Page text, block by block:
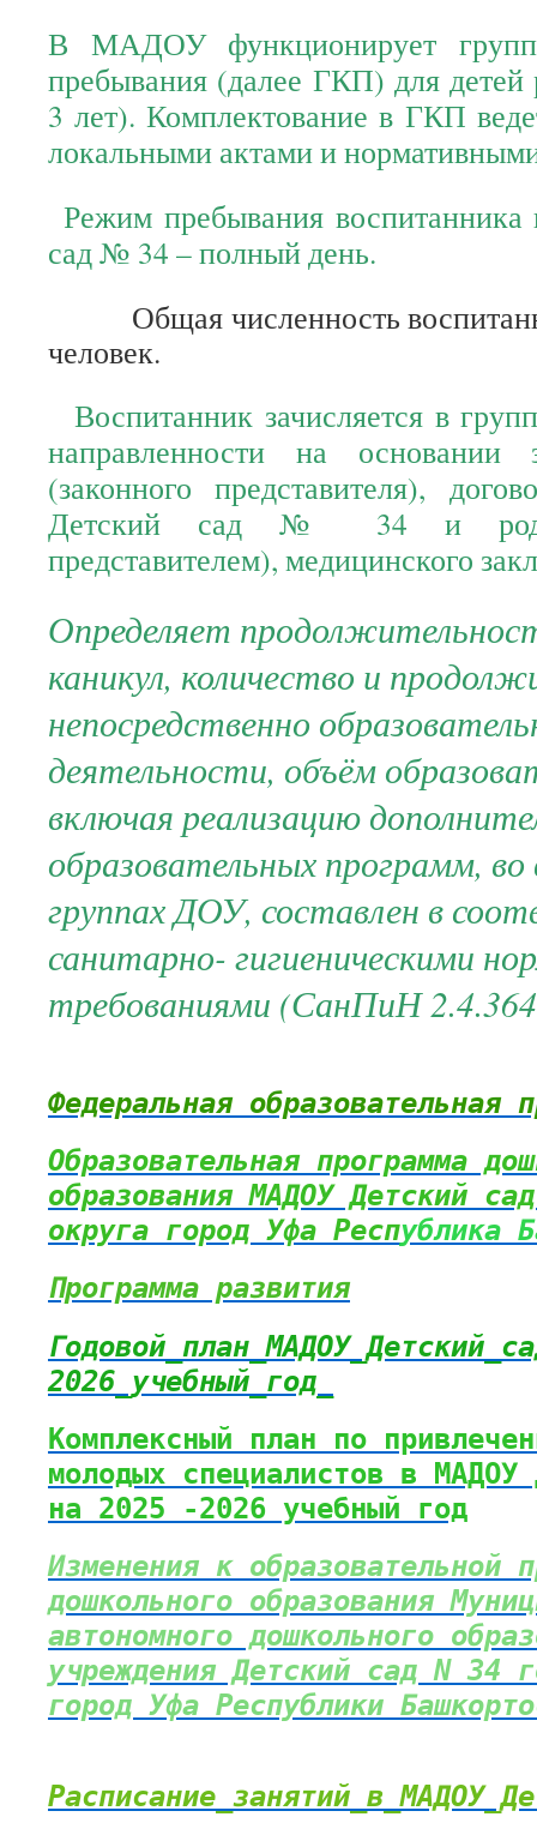
В МАДОУ функционирует группа
пребывания (далее ГКП) для детей
3 лет). Комплектование в ГКП
локальными актами и
Режим пребывания
сад № 34 – полный день.
Общая численность
человек.
Воспитанник зачисляется в
направленности на основании
(законного представителя),
Детский сад № 34 и
представителем), медицинского
Определяет
каникул, количество и
непосредственно
деятельности, объём
включая реализацию
образовательных программ, во
группах ДОУ, составлен в
санитарно- гигиеническими
требованиями (СанПиН
Федеральная образовательная
Образовательная программа
образования МАДОУ Детский
округа город Уфа Республика
Программа развития
2026_учебный_год_
Комплексный план по
молодых специалистов в
на 2025 -2026 учебный год
Изменения к образовательной
дошкольного образования
автономного дошкольного
учреждения Детский сад N 34
город Уфа Республики
Р